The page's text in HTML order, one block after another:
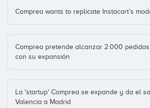
Comprea wants to replicate Instacart’s
Comprea pretende alcanzar 2.000
con su expansión
La 'startup' Comprea se expande y da el
Valencia a Madrid